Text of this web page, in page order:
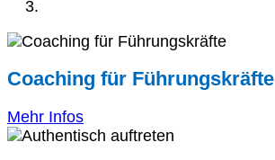
Coaching für Führungskräfte
Mehr Infos